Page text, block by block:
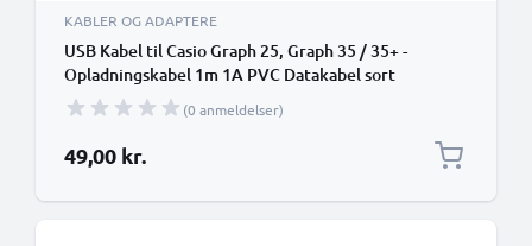
KABLER OG ADAPTERE
USB Kabel til Casio Graph 25, Graph 35 / 35+ -
Opladningskabel 1m 1A PVC Datakabel sort
(0 anmeldelser)
49,00 kr.